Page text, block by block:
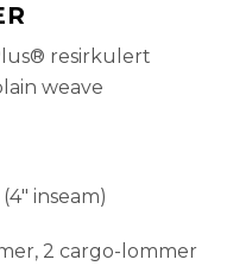
resirkulert
weave
inseam)
2 cargo-lommer